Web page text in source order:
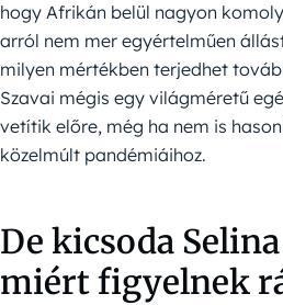
hogy Afrikán belül nagyon
arról nem mer egyértelműen
milyen mértékben terjedhet
Szavai mégis egy világméretű
vetítik előre, még ha nem is
közelmúlt pandémiáihoz.
De kicsoda
miért figyelnek